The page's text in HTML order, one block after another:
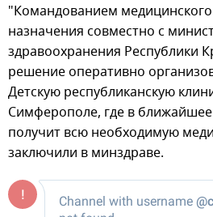
"Командованием
назначения совместно с
здравоохранения Республики
решение оперативно
Детскую республиканскую
Симферополе, где в
получит всю необходимую
заключили в минздраве.